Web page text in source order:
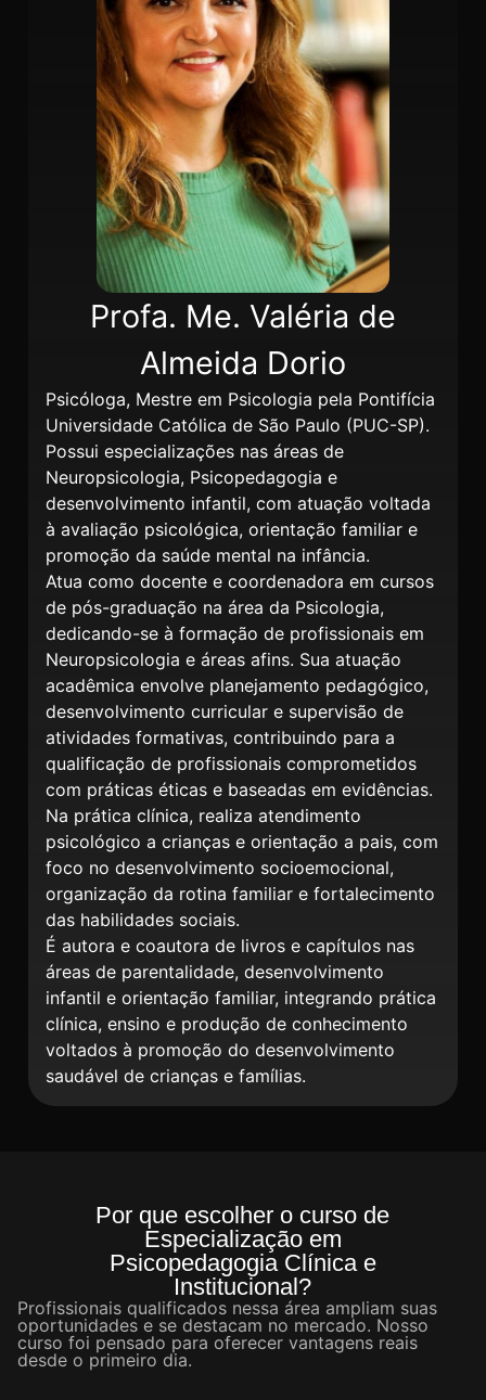
Profa. Me. Valéria de
Almeida Dorio
Psicóloga, Mestre em Psicologia pela Pontifícia
Universidade Católica de São Paulo (PUC-SP).
Possui especializações nas áreas de
Neuropsicologia, Psicopedagogia e
desenvolvimento infantil, com atuação voltada
à avaliação psicológica, orientação familiar e
promoção da saúde mental na infância.
Atua como docente e coordenadora em cursos
de pós-graduação na área da Psicologia,
dedicando-se à formação de profissionais em
Neuropsicologia e áreas afins. Sua atuação
acadêmica envolve planejamento pedagógico,
desenvolvimento curricular e supervisão de
atividades formativas, contribuindo para a
qualificação de profissionais comprometidos
com práticas éticas e baseadas em evidências.
Na prática clínica, realiza atendimento
psicológico a crianças e orientação a pais, com
foco no desenvolvimento socioemocional,
organização da rotina familiar e fortalecimento
das habilidades sociais.
É autora e coautora de livros e capítulos nas
áreas de parentalidade, desenvolvimento
infantil e orientação familiar, integrando prática
clínica, ensino e produção de conhecimento
voltados à promoção do desenvolvimento
saudável de crianças e famílias.
Por que escolher o curso de
Especialização em
Psicopedagogia Clínica e
Institucional?
Profissionais qualificados nessa área ampliam suas
oportunidades e se destacam no mercado. Nosso
curso foi pensado para oferecer vantagens reais
desde o primeiro dia.